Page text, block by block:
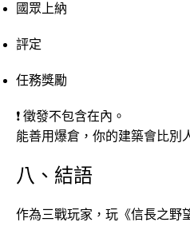
國眾上納
評定
任務獎勵
❗ 徵發不包含在內。
能善用爆倉，你的建築會比別
八、結語
作為三戰玩家，玩《信長之野